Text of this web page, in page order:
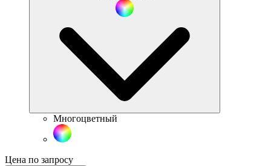
Многоцветный
Цена по запросу